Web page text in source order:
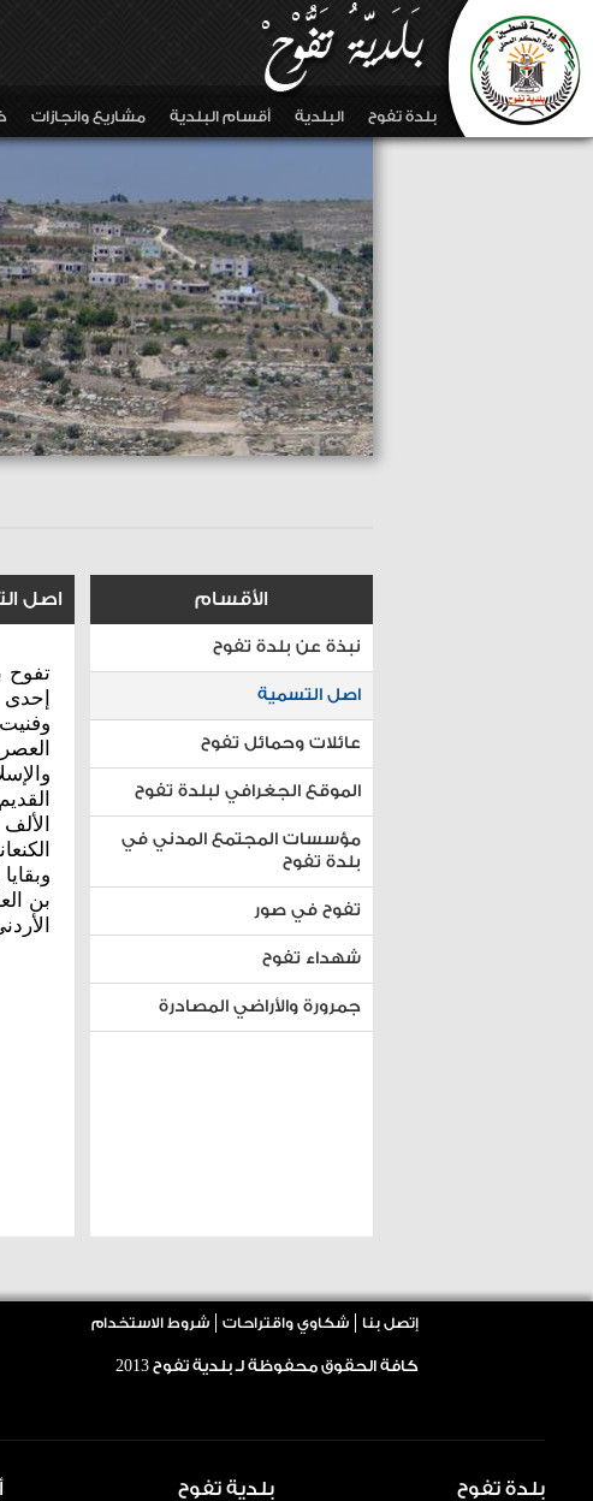
Skip to main content
بلدة تفوح البلدية أقسام البلدية مشاريع وانجازات
اصل
تفوح
بن
الأقسام
نبذة عن بلدة تفوح
اصل التسمية
عائلات وحمائل تفوح
الموقع الجغرافي لبلدة تفوح
مؤسسات المجتمع المدني في
بلدة تفوح
تفوح في صور
شهداء تفوح
جمرورة والأراضي المصادرة
إتصل بنا شكاوي واقتراحات شروط الاستخدام
كافة الحقوق محفوظة لـ بلدية تفوح2013
بلدة تفوح بلدية تفوح